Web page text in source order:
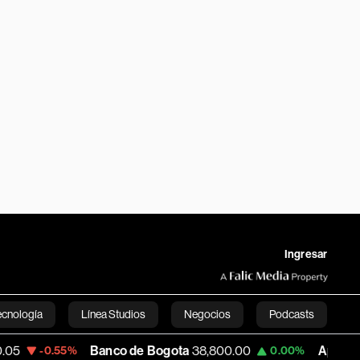
Ingresar
Línea Studios Negocios Podcasts
English
Banco de Bogota 38,800.00 0.00% Apple 309.25